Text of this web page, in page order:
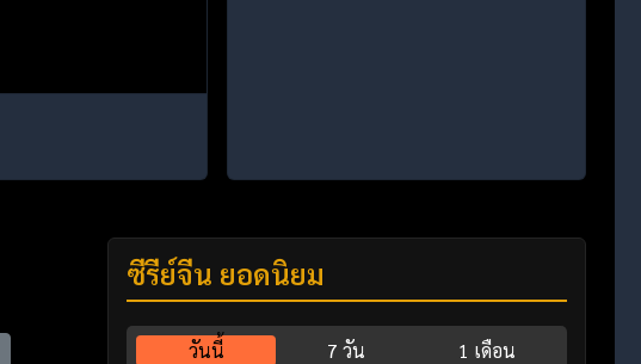
ซีรี่ย์จีน ยอดนิยม
วันนี้ 7 วัน 1 เดือน